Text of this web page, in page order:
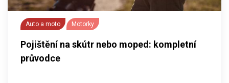
Auto a moto Motorky
Pojištění na skútr nebo moped: kompletní
průvodce